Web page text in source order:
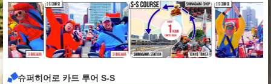
슈퍼히어로 카트 투어 S-S